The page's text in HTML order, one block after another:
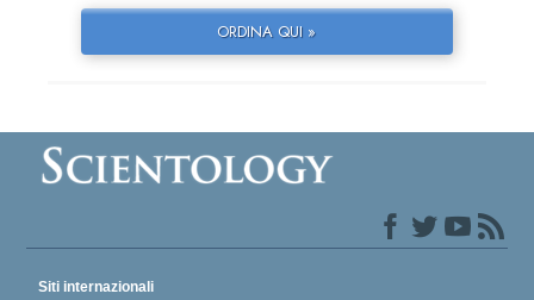
ORDINA QUI »
Siti internazionali